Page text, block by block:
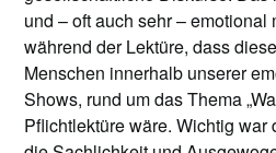
und – oft auch sehr – emotional
während der Lektüre, dass
Menschen innerhalb unserer
Shows, rund um das Thema
Pflichtlektüre wäre. Wichtig